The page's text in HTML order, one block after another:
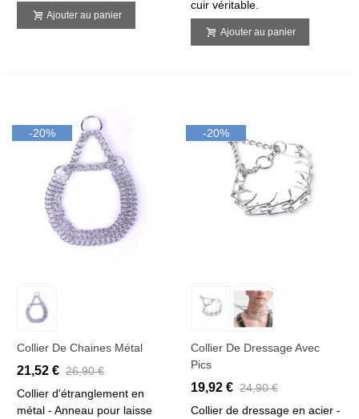
Ajouter au panier
cuir véritable.
Ajouter au panier
-20%
Collier De Chaines Métal
21,52 € 26,90 €
Collier d'étranglement en
métal - Anneau pour laisse
-20%
Collier De Dressage Avec
Pics
19,92 € 24,90 €
Collier de dressage en acier -